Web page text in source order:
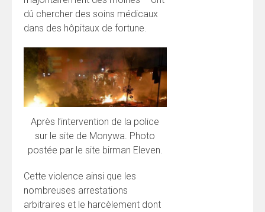
dû chercher des soins médicaux
dans des hôpitaux de fortune.
Après l’intervention de la police
sur le site de Monywa. Photo
postée par le site birman Eleven.
Cette violence ainsi que les
nombreuses arrestations
arbitraires et le harcèlement dont